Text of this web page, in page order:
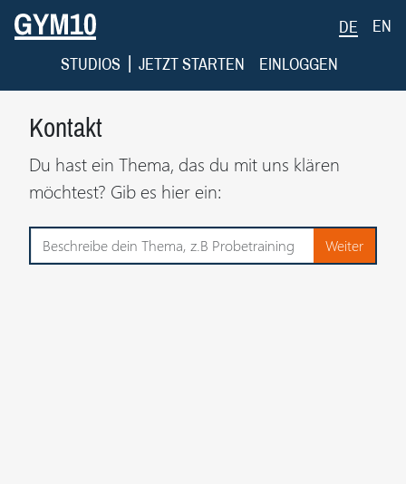
DE
EN
STUDIOS | JETZT STARTEN EINLOGGEN
Kontakt
Du hast ein Thema, das du mit uns klären
möchtest? Gib es hier ein: